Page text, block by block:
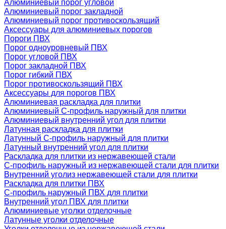
Алюминиевый порог угловой
Алюминиевый порог закладной
Алюминиевый порог противоскользящий
Аксессуары для алюминиевых порогов
Пороги ПВХ
Порог одноуровневый ПВХ
Порог угловой ПВХ
Порог закладной ПВХ
Порог гибкий ПВХ
Порог противоскользящий ПВХ
Аксессуары для порогов ПВХ
Алюминиевая раскладка для плитки
Алюминиевый С-профиль наружный для плитки
Алюминиевый внутренний угол для плитки
Латунная раскладка для плитки
Латунный С-профиль наружный для плитки
Латунный внутренний угол для плитки
Раскладка для плитки из нержавеющей стали
С-профиль наружный из нержавеющей стали для плитки
Внутренний уголиз нержавеющей стали для плитки
Раскладка для плитки ПВХ
С-профиль наружный ПВХ для плитки
Внутренний угол ПВХ для плитки
Алюминиевые уголки отделочные
Латунные уголки отделочные